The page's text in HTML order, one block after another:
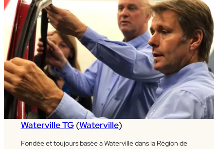
Waterville TG(Waterville)
Fondée et toujours basée à Waterville dans la Région de